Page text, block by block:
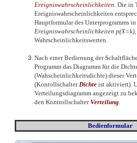
Ereigniswahrscheinlichkeiten . Die in
Ereigniswahrscheinlichkeiten
Hauptformular des Unterprogramms
Ereigniswahrscheinlichkeiten p(X=k)
Wahrscheinlichkeitswerten.
Nach einer Bedienung der
Programm das Diagramm für die
(Wahscheinlichkeitsdichte) dieser
(Kontollschalter Dichte ist aktiviert).
Verteilungsdiagramm angezeigt zu
den KontrollschalterVerteilung
Bedienformular